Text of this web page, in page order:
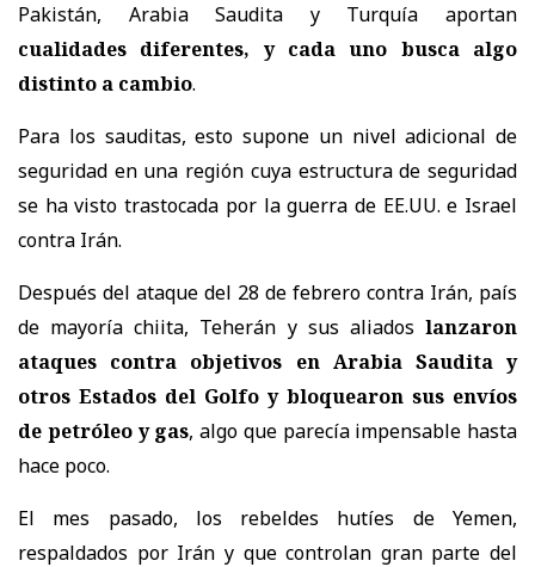
Pakistán, Arabia Saudita y Turquía aportan
cualidades diferentes, y cada uno busca algo
distinto a cambio.
Para los sauditas, esto supone un nivel adicional de
seguridad en una región cuya estructura de seguridad
se ha visto trastocada por la guerra de EE.UU. e Israel
contra Irán.
Después del ataque del 28 de febrero contra Irán, país
de mayoría chiita, Teherán y sus aliados lanzaron
ataques contra objetivos en Arabia Saudita y
otros Estados del Golfo y bloquearon sus envíos
de petróleo y gas, algo que parecía impensable hasta
hace poco.
El mes pasado, los rebeldes hutíes de Yemen,
respaldados por Irán y que controlan gran parte del